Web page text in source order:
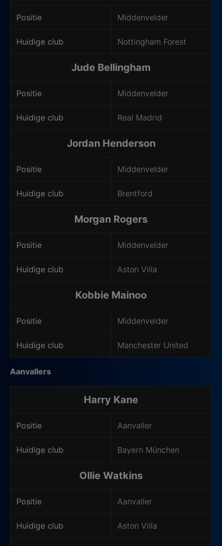
Positie Middenvelder
Huidige club Nottingham Forest
Jude Bellingham
Positie Middenvelder
Huidige club Real Madrid
Jordan Henderson
Positie Middenvelder
Huidige club Brentford
Morgan Rogers
Positie Middenvelder
Huidige club Aston Villa
Kobbie Mainoo
Positie Middenvelder
Huidige club Manchester United
Aanvallers
Harry Kane
Positie Aanvaller
Huidige club Bayern München
Ollie Watkins
Positie Aanvaller
Huidige club Aston Villa